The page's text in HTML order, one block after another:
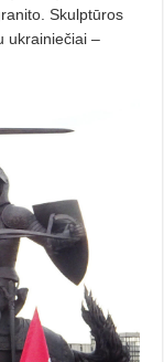
Skulptūros
ukrainiečiai –